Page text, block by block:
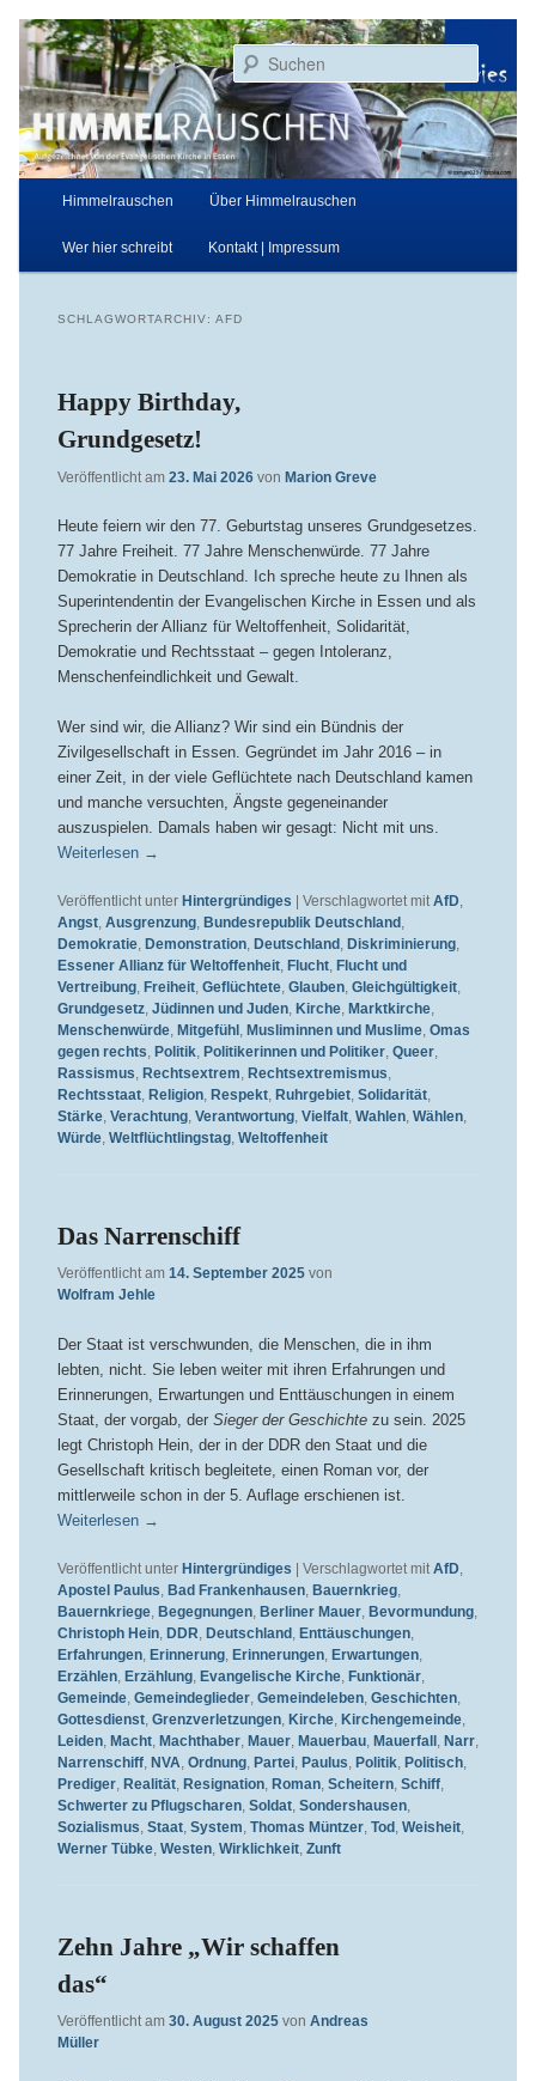
primären
Inhalt
springen
sekundären
Inhalt
springen
Himmelrauschen
Aufgezeichnet von der Evangelischen Kirche in Essen
Hauptmenü
Himmelrauschen Über Himmelrauschen
Wer hier schreibt Kontakt | Impressum
SCHLAGWORTARCHIV: AFD
Happy Birthday,
Grundgesetz!
Veröffentlicht am 23. Mai 2026 von Marion Greve
Heute feiern wir den 77. Geburtstag unseres Grundgesetzes.
77 Jahre Freiheit. 77 Jahre Menschenwürde. 77 Jahre
Demokratie in Deutschland. Ich spreche heute zu Ihnen als
Superintendentin der Evangelischen Kirche in Essen und als
Sprecherin der Allianz für Weltoffenheit, Solidarität,
Demokratie und Rechtsstaat – gegen Intoleranz,
Menschenfeindlichkeit und Gewalt.
Wer sind wir, die Allianz? Wir sind ein Bündnis der
Zivilgesellschaft in Essen. Gegründet im Jahr 2016 – in
einer Zeit, in der viele Geflüchtete nach Deutschland kamen
und manche versuchten, Ängste gegeneinander
auszuspielen. Damals haben wir gesagt: Nicht mit uns.
Weiterlesen →
Veröffentlicht unter Hintergründiges Verschlagwortet mit AfD,
Angst, Ausgrenzung, Bundesrepublik Deutschland ,
Demokratie, Demonstration, Deutschland , Diskriminierung,
Essener Allianz für Weltoffenheit, Flucht, Flucht und
Vertreibung, Freiheit, Geflüchtete, Glauben, Gleichgültigkeit,
Grundgesetz, Jüdinnen und Juden, Kirche, Marktkirche,
Menschenwürde, Mitgefühl , Musliminnen und Muslime, Omas
gegen rechts, Politik, Politikerinnen und Politiker, Queer,
Rassismus, Rechtsextrem, Rechtsextremismus,
Rechtsstaat, Religion, Respekt, Ruhrgebiet, Solidarität,
Stärke, Verachtung, Verantwortung, Vielfalt, Wahlen, Wählen,
Würde, Weltflüchtlingstag, Weltoffenheit
Das Narrenschiff
Veröffentlicht am 14. September 2025 von
Wolfram Jehle
Der Staat ist verschwunden, die Menschen, die in ihm
lebten, nicht. Sie leben weiter mit ihren Erfahrungen und
Erinnerungen, Erwartungen und Enttäuschungen in einem
Staat, der vorgab, der Sieger der Geschichtezu sein. 2025
legt Christoph Hein, der in der DDR den Staat und die
Gesellschaft kritisch begleitete, einen Roman vor, der
mittlerweile schon in der 5. Auflage erschienen ist.
Weiterlesen →
Veröffentlicht unter Hintergründiges | Verschlagwortet mit AfD
Apostel Paulus Bad Frankenhausen, Bauernkrieg,
Bauernkriege, Begegnungen, Berliner Mauer, Bevormundung,
Christoph Hein, DDR Deutschland, Enttäuschungen,
Erfahrungen, Erinnerung, Erinnerungen, Erwartungen,
Erzählen, Erzählung, Evangelische Kirche, Funktionär,
Gemeinde, Gemeindeglieder, Gemeindeleben, Geschichten,
Gottesdienst, Grenzverletzungen, Kirche, Kirchengemeinde,
Leiden, Macht, Machthaber, Mauer, Mauerbau, Mauerfall, Narr,
Narrenschiff, NVA Ordnung, Partei, Paulus Politik, Politisch,
Prediger, Realität, Resignation, Roman, Scheitern, Schiff,
Schwerter zu Pflugscharen, Soldat, Sondershausen,
Sozialismus Staat, System Thomas Müntzer, Tod, Weisheit,
Werner Tübke, Westen, Wirklichkeit, Zunft
Zehn Jahre „Wir schaffen
das“
Veröffentlicht am 30. August 2025 von Andreas
Müller